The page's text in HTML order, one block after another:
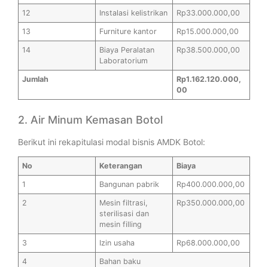
12 Instalasi kelistrikan Rp33.000.000,00
13 Furniture kantor Rp15.000.000,00
14
Biaya Peralatan
Laboratorium
Rp38.500.000,00
Jumlah
Rp1.162.120.000,
00
2. Air Minum Kemasan Botol
Berikut ini rekapitulasi modal bisnis AMDK Botol:
No Keterangan Biaya
1 Bangunan pabrik Rp400.000.000,00
2
Mesin filtrasi,
sterilisasi dan
mesin filling
Rp350.000.000,00
3 Izin usaha Rp68.000.000,00
4 Bahan baku